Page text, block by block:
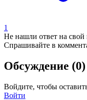
1
Не нашли ответ на свой
Спрашивайте в
Обсуждение (0)
Войдите, чтобы
Войти